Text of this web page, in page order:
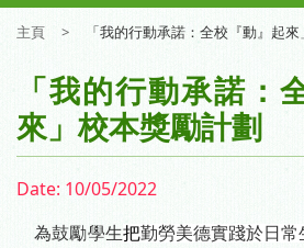
主頁 > 「我的行動承諾：全校『動』起來
「我的行動承諾：
來」校本獎勵計劃
Date: 10/05/2022
為鼓勵學生把勤勞美德實踐於日